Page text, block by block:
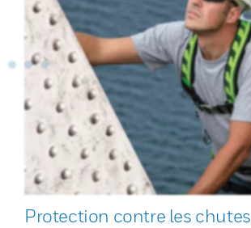
Protection contre les chutes